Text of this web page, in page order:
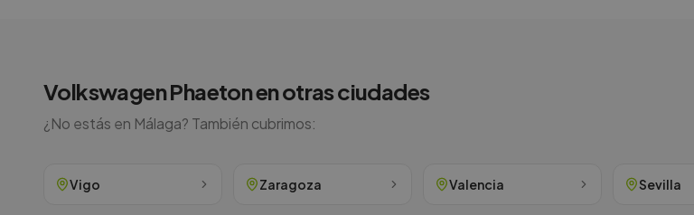
VolkswagenPhaetonen otras ciudades
¿No estás en Málaga? También cubrimos:
Vigo Zaragoza Valencia Sevilla